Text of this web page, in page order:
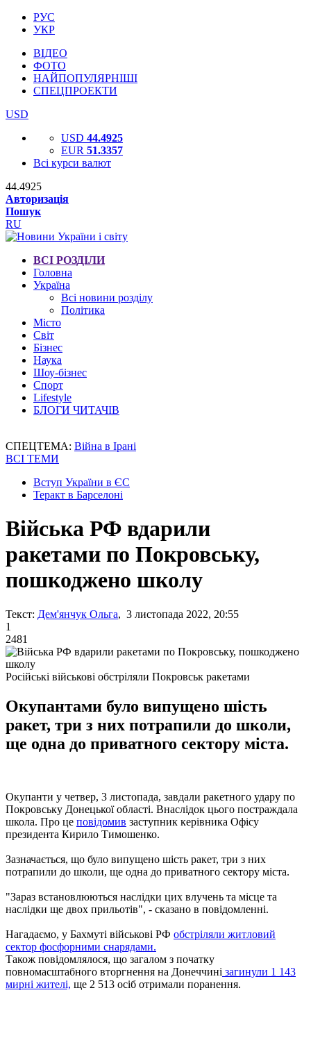
РУС
УКР
ВІДЕО
ФОТО
НАЙПОПУЛЯРНІШІ
СПЕЦПРОЕКТИ
USD
USD 44.4925
EUR 51.3357
Всі курси валют
44.4925
Авторизація
Пошук
RU
ВСІ РОЗДІЛИ
Головна
Україна
Всі новини розділу
Політика
Місто
Світ
Бізнес
Наука
Шоу-бізнес
Спорт
Lifestyle
БЛОГИ ЧИТАЧІВ
СПЕЦТЕМА: Війна в Ірані
ВСІ ТЕМИ
Вступ України в ЄС
Теракт в Барселоні
Війська РФ вдарили
ракетами по Покровську,
пошкоджено школу
Текст: Дем'янчук Ольга, 3 листопада 2022, 20:55
1
2481
Російські військові обстріляли Покровськ ракетами
Окупантами було випущено шість
ракет, три з них потрапили до школи,
ще одна до приватного сектору міста.
Окупанти у четвер, 3 листопада, завдали ракетного удару по
Покровську Донецької області. Внаслідок цього постраждала
школа. Про це повідомив заступник керівника Офісу
президента Кирило Тимошенко.
Зазначається, що було випущено шість ракет, три з них
потрапили до школи, ще одна до приватного сектору міста.
"Зараз встановлюються наслідки цих влучень та місце та
наслідки ще двох прильотів", - сказано в повідомленні.
Нагадаємо, у Бахмуті військові РФ обстріляли житловий
сектор фосфорними снарядами.
Також повідомлялося, що загалом з початку
повномасштабного вторгнення на Донеччині загинули 1 143
мирні жителі, ще 2 513 осіб отримали поранення.